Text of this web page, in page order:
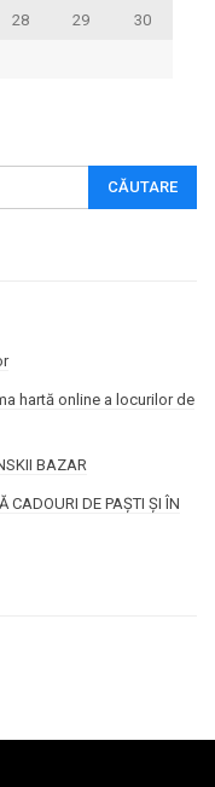
28 29 30
hartă online a locurilor de
BAZAR
CADOURI DE PAȘTI ȘI ÎN